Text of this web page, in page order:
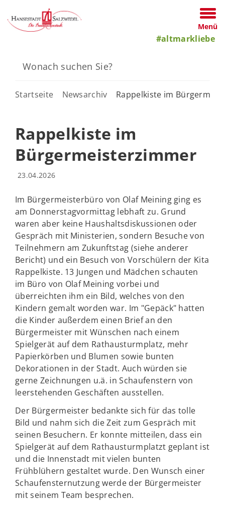
Menü
#altmarkliebe
Startseite Newsarchiv Rappelkiste im
Rappelkiste im
Bürgermeisterzimmer
23.04.2026
Im Bürgermeisterbüro von Olaf Meining ging es
am Donnerstagvormittag lebhaft zu. Grund
waren aber keine Haushaltsdiskussionen oder
Gespräch mit Ministerien, sondern Besuche von
Teilnehmern am Zukunftstag (siehe anderer
Bericht) und ein Besuch von Vorschülern der Kita
Rappelkiste. 13 Jungen und Mädchen schauten
im Büro von Olaf Meining vorbei und
überreichten ihm ein Bild, welches von den
Kindern gemalt worden war. Im "Gepäck" hatten
die Kinder außerdem einen Brief an den
Bürgermeister mit Wünschen nach einem
Spielgerät auf dem Rathausturmplatz, mehr
Papierkörben und Blumen sowie bunten
Dekorationen in der Stadt. Auch würden sie
gerne Zeichnungen u.ä. in Schaufenstern von
leerstehenden Geschäften ausstellen.
Der Bürgermeister bedankte sich für das tolle
Bild und nahm sich die Zeit zum Gespräch mit
seinen Besuchern. Er konnte mitteilen, dass ein
Spielgerät auf dem Rathausturmplatzt geplant ist
und die Innenstadt mit vielen bunten
Frühblühern gestaltet wurde. Den Wunsch einer
Schaufensternutzung werde der Bürgermeister
mit seinem Team besprechen.